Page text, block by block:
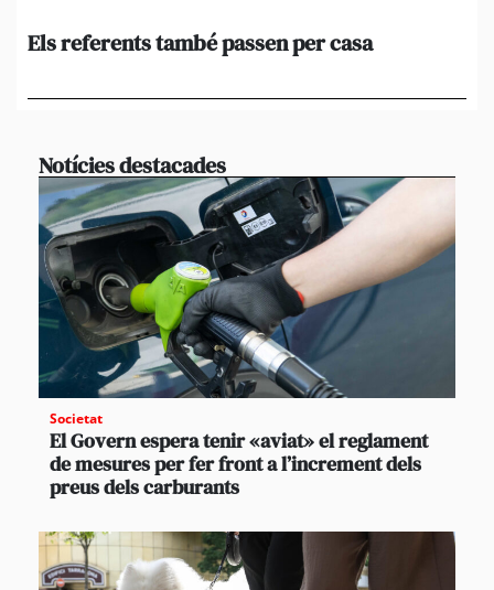
Els referents també passen per casa
Notícies destacades
Societat
El Govern espera tenir «aviat» el reglament
de mesures per fer front a l’increment dels
preus dels carburants